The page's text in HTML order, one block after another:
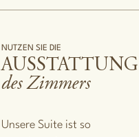
NUTZEN SIE DIE
des Zimmers
Unsere Suite ist so